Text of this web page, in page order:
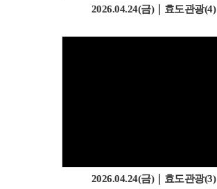
2026.04.24(금)｜효도관광(4)
2026.04.24(금)｜효도관광(3)